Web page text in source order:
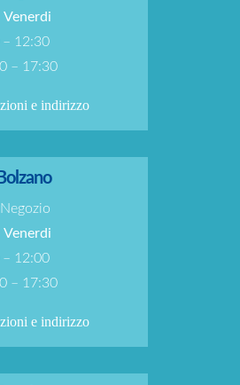
Venerdi
– 12:30
– 17:30
e indirizzo
Venerdi
– 12:00
– 17:30
e indirizzo